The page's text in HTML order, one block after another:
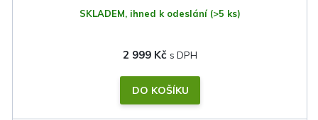
SKLADEM, ihned k odeslání (>5 ks)
2 999 Kč
DO KOŠÍKU